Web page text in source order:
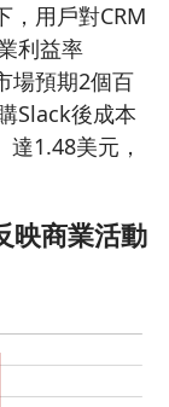
，用戶對CRM
利益率
場預期2個百
Slack後成本
1.48美元，
映商業活動